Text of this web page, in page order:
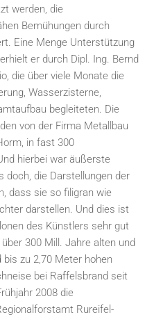
werden, die
Bemühungen durch
Eine Menge Unterstützung
er durch Dipl. Ing. Bernd
die über viele Monate die
Wasserzisterne,
begleiteten. Die
von der Firma Metallbau
in fast 300
hierbei war äußerste
doch, die Darstellungen der
dass sie so filigran wie
darstellen. Und dies ist
des Künstlers sehr gut
300 Mill. Jahre alten und
zu 2,70 Meter hohen
bei Raffelsbrand seit
2008 die
Rureifel-